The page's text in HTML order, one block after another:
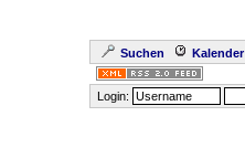
Suchen Kalender
Login: